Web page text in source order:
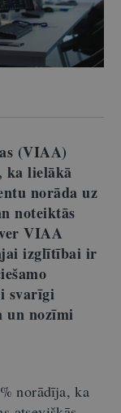
(VIAA)
ka lielākā
norāda uz
noteiktās
VIAA
izglītībai ir
svarīgi
un nozīmi
norādīja, ka